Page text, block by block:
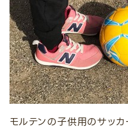
モルテンの子供用のサッカ